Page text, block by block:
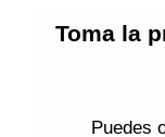
Toma la
Puedes